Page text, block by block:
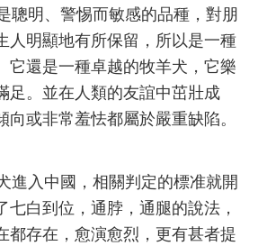
明、警惕而敏感的品種，對朋
人明顯地有所保留，所以是一種
它還是一種卓越的牧羊犬，它樂
足。並在人類的友誼中茁壯成
向或非常羞怯都屬於嚴重缺陷。
入中國，相關判定的標准就開
七白到位，通脖，通腿的說法，
都存在，愈演愈烈，更有甚者提